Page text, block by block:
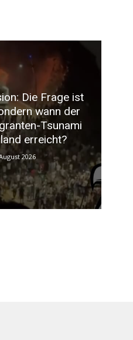
Die Frage ist
wann der
Tsunami
erreicht?
2026